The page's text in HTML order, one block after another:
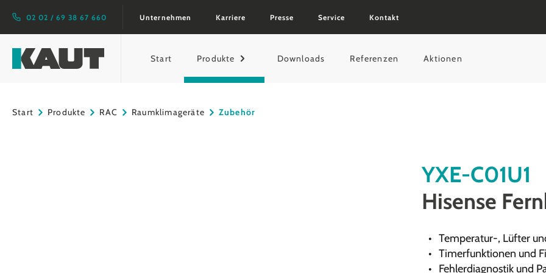
Zur Hauptnavigation springen
02 02 / 69 38 67 660 Unternehmen Karriere Presse Service Kontakt
Start Produkte Downloads Referenzen Aktionen
Start Produkte RAC Raumklimageräte Zubehör
YXE-C01U1
Hisense
Temperatur-, Lüfter
Timerfunktionen und
Fehlerdiagnostik und